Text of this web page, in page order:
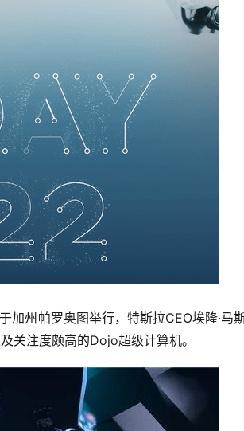
州帕罗奥图举行，特斯拉CEO埃隆·马
关注度颇高的Dojo超级计算机。